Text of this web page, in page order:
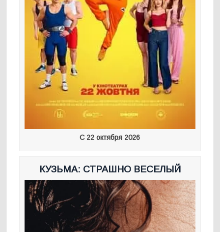
С 22 октября 2026
КУЗЬМА: СТРАШНО ВЕСЕЛЫЙ